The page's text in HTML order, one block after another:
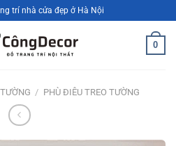
trí nhà cửa đẹp ở Hà Nội
0
/ PHÙ ĐIÊU TREO TƯỜNG